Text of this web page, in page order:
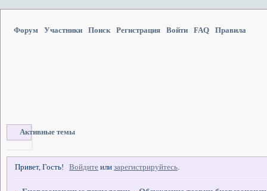
Форум Участники Поиск Регистрация Войти FAQ Правила
Активные темы
Привет, Гость! Войдите илизарегистрируйтесь.